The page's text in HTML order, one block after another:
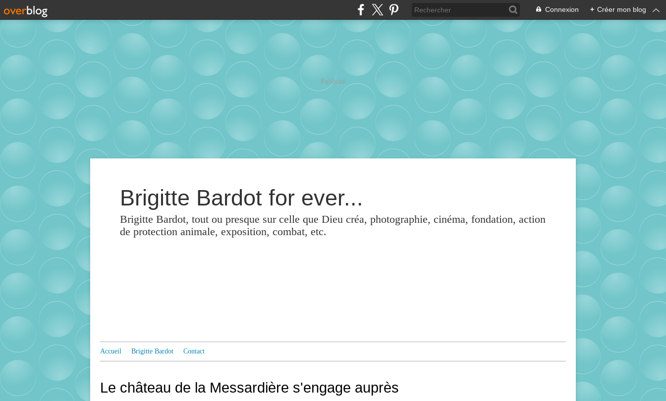
Connexion + Créer mon blog
Publicité
Brigitte Bardot for ever...
Brigitte Bardot, tout ou presque sur celle que Dieu créa, photographie, cinéma, fondation, action
de protection animale, exposition, combat, etc.
Accueil Brigitte Bardot Contact
Le château de la Messardière s'engage auprès